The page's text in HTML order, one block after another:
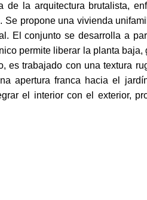
la arquitectura brutalista,
propone una vivienda
El conjunto se desarrolla a
permite liberar la planta
es trabajado con una textura
apertura franca hacia el
el interior con el exterior,